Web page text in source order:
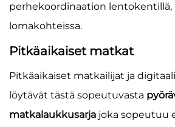
perhekoordinaation lentokentillä,
lomakohteissa.
Pitkäaikaiset matkat
Pitkäaikaiset matkailijat ja
löytävät tästä sopeutuvasta
matkalaukkusarja joka sopeutuu